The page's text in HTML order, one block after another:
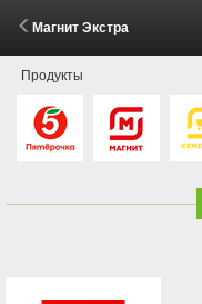
Магнит Экстра
Продукты